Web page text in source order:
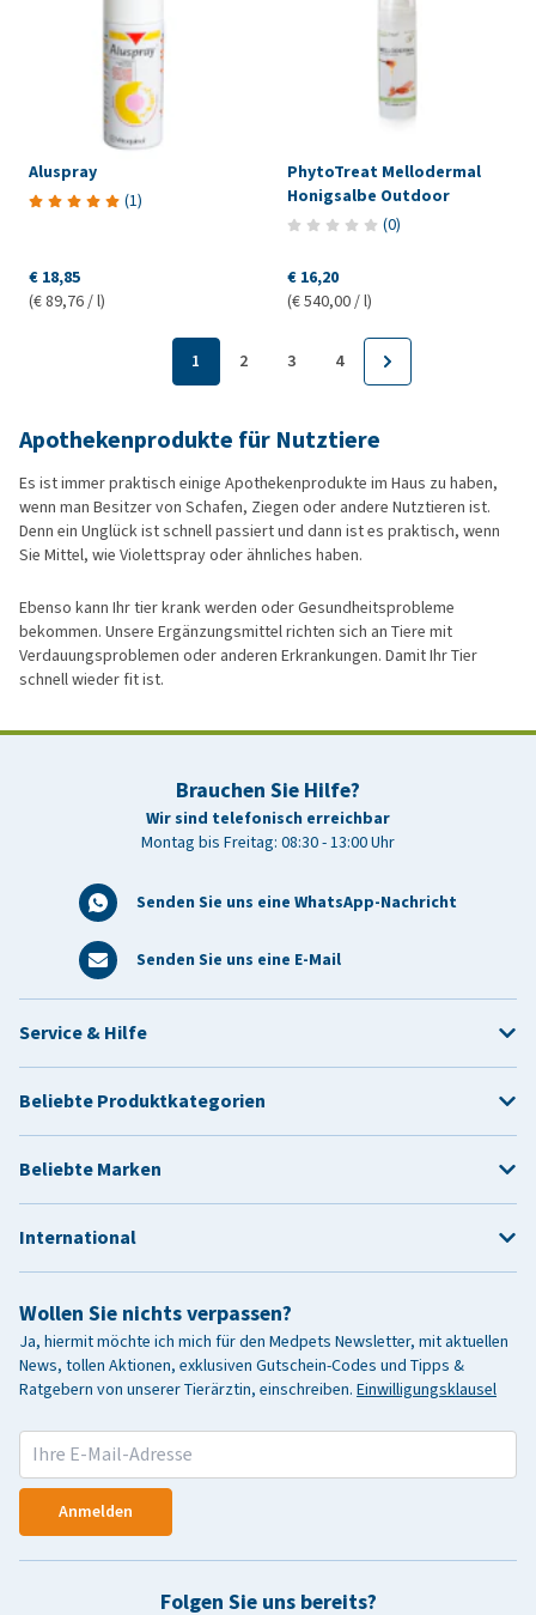
Aluspray
(1)
€ 18,85
(€ 89,76 / l)
PhytoTreat Mellodermal
Honigsalbe Outdoor
(0)
€ 16,20
(€ 540,00 / l)
1 2 3 4
Apothekenprodukte für Nutztiere
Es ist immer praktisch einige Apothekenprodukte im Haus zu haben,
wenn man Besitzer von Schafen, Ziegen oder andere Nutztieren ist.
Denn ein Unglück ist schnell passiert und dann ist es praktisch, wenn
Sie Mittel, wie Violettspray oder ähnliches haben.
Ebenso kann Ihr tier krank werden oder Gesundheitsprobleme
bekommen. Unsere Ergänzungsmittel richten sich an Tiere mit
Verdauungsproblemen oder anderen Erkrankungen. Damit Ihr Tier
schnell wieder fit ist.
Brauchen Sie Hilfe?
Wir sind telefonisch erreichbar
Montag bis Freitag: 08:30 - 13:00 Uhr
Senden Sie uns eine WhatsApp-Nachricht
Senden Sie uns eine E-Mail
Wollen Sie nichts verpassen?
Ja, hiermit möchte ich mich für den Medpets Newsletter, mit aktuellen
News, tollen Aktionen, exklusiven Gutschein-Codes und Tipps &
Ratgebern von unserer Tierärztin, einschreiben. Einwilligungsklausel
Anmelden
Folgen Sie uns bereits?
Service & Hilfe
Beliebte Produktkategorien
Beliebte Marken
International